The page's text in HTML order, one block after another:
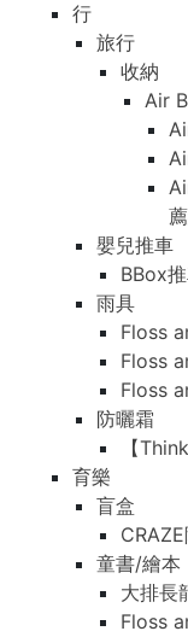
行
旅行
收納
Air
嬰兒推車
BBox
雨具
Floss
Floss
Floss
防曬霜
【
育樂
盲盒
童書/繪本
大排長
Floss